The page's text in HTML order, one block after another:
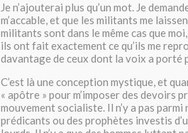
Je n’ajouterai plus qu’un mot. Je
m’accable, et que les militants me
militants sont dans le même cas que
ils ont fait exactement ce qu’ils me
davantage de ceux dont la voix a porté
C’est là une conception mystique, et
« apôtre » pour m’imposer des devoirs
mouvement socialiste. Il n’y a pas parmi
prédicants ou des prophètes investis